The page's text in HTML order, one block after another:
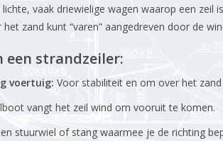
lichte, vaak driewielige wagen waarop een zeil
zand kunt “varen” aangedreven door de
een strandzeiler:
voertuig: Voor stabiliteit en om over het
vangt het zeil wind om vooruit te komen.
stuurwiel of stang waarmee je de richting